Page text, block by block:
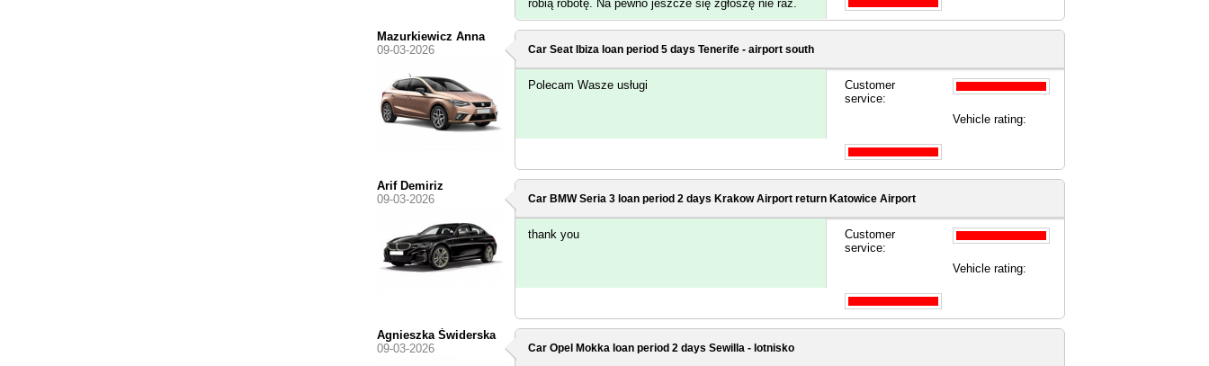
robią robotę. Na pewno jeszcze się zgłoszę nie raz.
Mazurkiewicz Anna
09-03-2026
Car Seat Ibiza loan period 5 days Tenerife - airport south
Polecam Wasze usługi
Customer
service:
Vehicle rating:
Arif Demiriz
09-03-2026
Car BMW Seria 3 loan period 2 days Krakow Airport return Katowice Airport
thank you
Customer
service:
Vehicle rating:
Agnieszka Świderska
09-03-2026
Car Opel Mokka loan period 2 days Sewilla - lotnisko